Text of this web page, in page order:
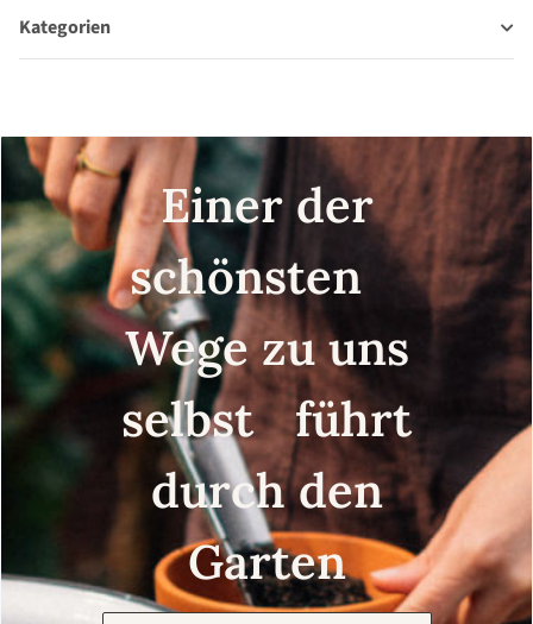
Kategorien
Einer der
schönsten
Wege zu uns
selbst führt
durch den
Garten